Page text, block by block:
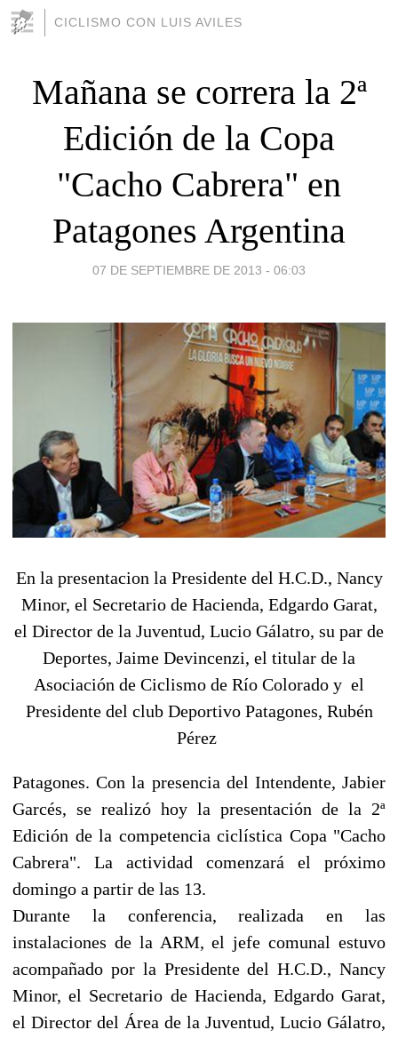
CICLISMO CON LUIS AVILES
Mañana se correra la 2ª
Edición de la Copa
"Cacho Cabrera" en
Patagones Argentina
07 DE SEPTIEMBRE DE 2013 - 06:03
En la presentacion la Presidente del H.C.D., Nancy
Minor, el Secretario de Hacienda, Edgardo Garat,
el Director de la Juventud, Lucio Gálatro, su par de
Deportes, Jaime Devincenzi, el titular de la
Asociación de Ciclismo de Río Colorado y el
Presidente del club Deportivo Patagones, Rubén
Pérez
Patagones. Con la presencia del Intendente, Jabier
Garcés, se realizó hoy la presentación de la 2ª
Edición de la competencia ciclística Copa "Cacho
Cabrera". La actividad comenzará el próximo
domingo a partir de las 13.
Durante la conferencia, realizada en las
instalaciones de la ARM, el jefe comunal estuvo
acompañado por la Presidente del H.C.D., Nancy
Minor, el Secretario de Hacienda, Edgardo Garat,
el Director del Área de la Juventud, Lucio Gálatro,